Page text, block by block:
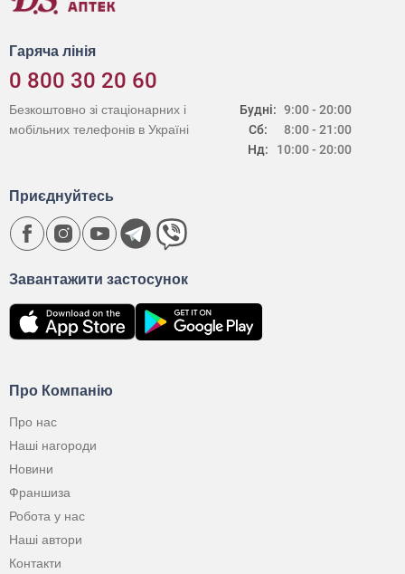
Гаряча лінія
0 800 30 20 60
Будні:
Сб:
Нд:
9:00 - 20:00
8:00 - 21:00
10:00 - 20:00
Безкоштовно зі стаціонарних і
мобільних телефонів в Україні
Про Компанію
Про нас
Наші нагороди
Новини
Франшиза
Робота у нас
Наші автори
Контакти
Завантажити застосунок
Приєднуйтесь